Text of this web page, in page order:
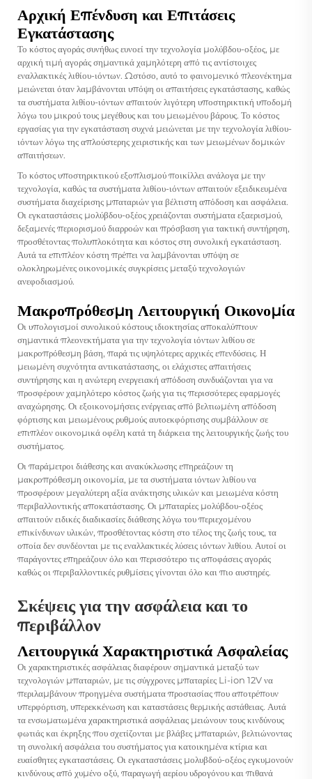
Αρχική Επένδυση και Επιτάσεις
Εγκατάστασης
Το κόστος αγοράς συνήθως ευνοεί την τεχνολογία μολύβδου-οξέος, με
αρχική τιμή αγοράς σημαντικά χαμηλότερη από τις αντίστοιχες
εναλλακτικές λιθίου-ιόντων. Ωστόσο, αυτό το φαινομενικό πλεονέκτημα
μειώνεται όταν λαμβάνονται υπόψη οι απαιτήσεις εγκατάστασης, καθώς
τα συστήματα λιθίου-ιόντων απαιτούν λιγότερη υποστηρικτική υποδομή
λόγω του μικρού τους μεγέθους και του μειωμένου βάρους. Το κόστος
εργασίας για την εγκατάσταση συχνά μειώνεται με την τεχνολογία λιθίου-
ιόντων λόγω της απλούστερης χειριστικής και των μειωμένων δομικών
απαιτήσεων.
Το κόστος υποστηρικτικού εξοπλισμού ποικίλλει ανάλογα με την
τεχνολογία, καθώς τα συστήματα λιθίου-ιόντων απαιτούν εξειδικευμένα
συστήματα διαχείρισης μπαταριών για βέλτιστη απόδοση και ασφάλεια.
Οι εγκαταστάσεις μολύβδου-οξέος χρειάζονται συστήματα εξαερισμού,
δεξαμενές περιορισμού διαρροών και πρόσβαση για τακτική συντήρηση,
προσθέτοντας πολυπλοκότητα και κόστος στη συνολική εγκατάσταση.
Αυτά τα επιπλέον κόστη πρέπει να λαμβάνονται υπόψη σε
ολοκληρωμένες οικονομικές συγκρίσεις μεταξύ τεχνολογιών
ανεφοδιασμού.
Μακροπρόθεσμη Λειτουργική Οικονομία
Οι υπολογισμοί συνολικού κόστους ιδιοκτησίας αποκαλύπτουν
σημαντικά πλεονεκτήματα για την τεχνολογία ιόντων λιθίου σε
μακροπρόθεσμη βάση, παρά τις υψηλότερες αρχικές επενδύσεις. Η
μειωμένη συχνότητα αντικατάστασης, οι ελάχιστες απαιτήσεις
συντήρησης και η ανώτερη ενεργειακή απόδοση συνδυάζονται για να
προσφέρουν χαμηλότερο κόστος ζωής για τις περισσότερες εφαρμογές
αναχώρησης. Οι εξοικονομήσεις ενέργειας από βελτιωμένη απόδοση
φόρτισης και μειωμένους ρυθμούς αυτοεκφόρτισης συμβάλλουν σε
επιπλέον οικονομικά οφέλη κατά τη διάρκεια της λειτουργικής ζωής του
συστήματος.
Οι παράμετροι διάθεσης και ανακύκλωσης επηρεάζουν τη
μακροπρόθεσμη οικονομία, με τα συστήματα ιόντων λιθίου να
προσφέρουν μεγαλύτερη αξία ανάκτησης υλικών και μειωμένα κόστη
περιβαλλοντικής αποκατάστασης. Οι μπαταρίες μολύβδου-οξέος
απαιτούν ειδικές διαδικασίες διάθεσης λόγω του περιεχομένου
επικίνδυνων υλικών, προσθέτοντας κόστη στο τέλος της ζωής τους, τα
οποία δεν συνδέονται με τις εναλλακτικές λύσεις ιόντων λιθίου. Αυτοί οι
παράγοντες επηρεάζουν όλο και περισσότερο τις αποφάσεις αγοράς
καθώς οι περιβαλλοντικές ρυθμίσεις γίνονται όλο και πιο αυστηρές.
Σκέψεις για την ασφάλεια και το
περιβάλλον
Λειτουργικά Χαρακτηριστικά Ασφαλείας
Οι χαρακτηριστικές ασφάλειας διαφέρουν σημαντικά μεταξύ των
τεχνολογιών μπαταριών, με τις σύγχρονες μπαταρίες Li-ion 12V να
περιλαμβάνουν προηγμένα συστήματα προστασίας που αποτρέπουν
υπερφόρτιση, υπερεκκένωση και καταστάσεις θερμικής αστάθειας. Αυτά
τα ενσωματωμένα χαρακτηριστικά ασφάλειας μειώνουν τους κινδύνους
φωτιάς και έκρηξης που σχετίζονται με βλάβες μπαταριών, βελτιώνοντας
τη συνολική ασφάλεια του συστήματος για κατοικημένα κτίρια και
ευαίσθητες εγκαταστάσεις. Οι εγκαταστάσεις μολυβδού-οξέος εγκυμονούν
κινδύνους από χυμένο οξύ, παραγωγή αερίου υδρογόνου και πιθανά